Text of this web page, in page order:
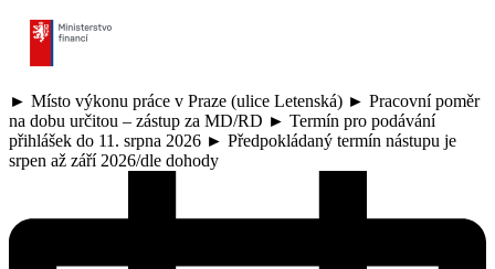
► Místo výkonu práce v Praze (ulice Letenská) ► Pracovní poměr
na dobu určitou – zástup za MD/RD ► Termín pro podávání
přihlášek do 11. srpna 2026 ► Předpokládaný termín nástupu je
srpen až září 2026/dle dohody